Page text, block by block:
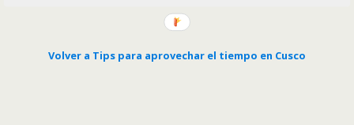
Volver a Tips para aprovechar el tiempo en Cusco